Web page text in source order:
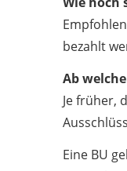
bezahlt
Ab
Je früher,
Eine BU